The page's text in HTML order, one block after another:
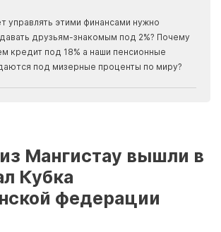
управлять этими финансами нужно
друзьям-знакомым под 2%? Почему
кредит под 18% а наши пенсионные
под мизерные проценты по миру?
Мангистау вышли в
Кубка
федерации